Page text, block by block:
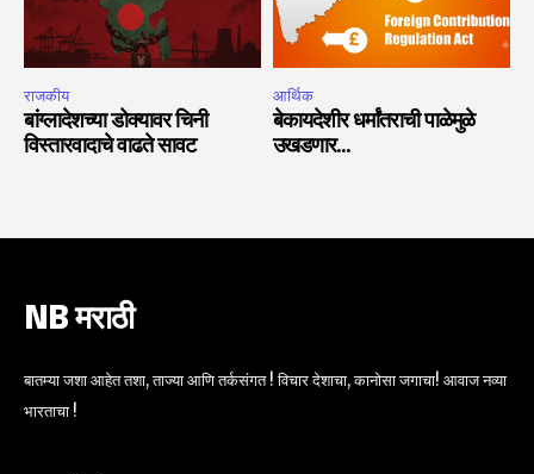
राजकीय
बांग्लादेशच्या डोक्यावर चिनी
विस्तारवादाचे वाढते सावट
आर्थिक
बेकायदेशीर धर्मांतराची पाळेमुळे
उखडणार…
NB मराठी
बातम्या जशा आहेत तशा, ताज्या आणि तर्कसंगत ! विचार देशाचा, कानोसा जगाचा! आवाज नव्या
भारताचा !